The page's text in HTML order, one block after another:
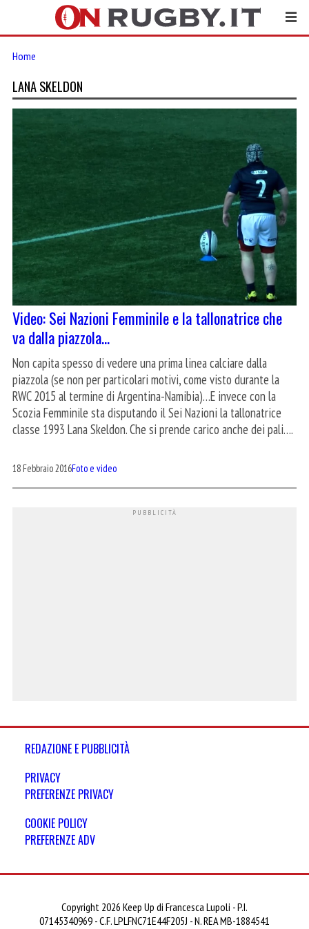
Home
LANA SKELDON
Video: Sei Nazioni Femminile e la tallonatrice che
va dalla piazzola…
Non capita spesso di vedere una prima linea calciare dalla
piazzola (se non per particolari motivi, come visto durante la
RWC 2015 al termine di Argentina-Namibia)…E invece con la
Scozia Femminile sta disputando il Sei Nazioni la tallonatrice
classe 1993 Lana Skeldon. Che si prende carico anche dei pali….
18 Febbraio 2016Foto e video
REDAZIONE E PUBBLICITÀ
PRIVACY
PREFERENZE PRIVACY
COOKIE POLICY
PREFERENZE ADV
Copyright 2026 Keep Up di Francesca Lupoli - P.I.
07145340969 - C.F. LPLFNC71E44F205J - N. REA MB-1884541